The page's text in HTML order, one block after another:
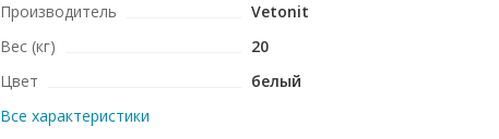
Производитель
Vetonit
Вес (кг)
20
Цвет
белый
Все характеристики